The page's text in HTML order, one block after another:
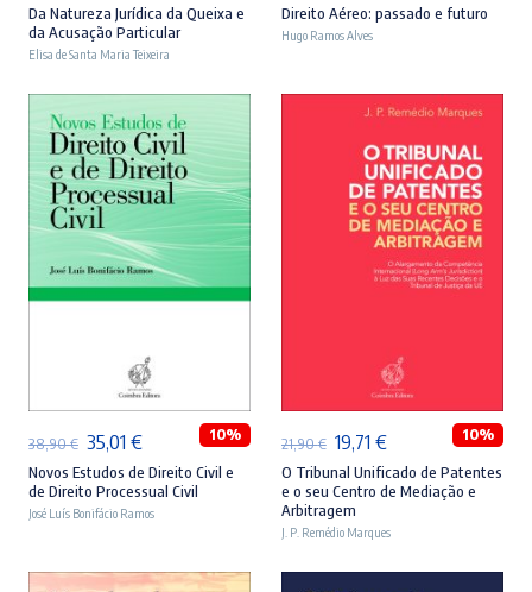
preço
original
23,90 €.
preço
atual
21,51 €.
Da Natureza Jurídica da Queixa e
da Acusação Particular
Elisa de Santa Maria Teixeira
preço
original
24,50 €.
preço
22,05 €.
Direito Aéreo: passado e futuro
Hugo Ramos Alves
ADICIONAR
38,90€ O
preço
original
38,90 €.
35,01 €O
preço
atual
35,01 €.
10%
Novos Estudos de Direito Civil e
de Direito Processual Civil
José Luís Bonifácio Ramos
ADICIONAR
21,90€ O
preço
original
era:
21,90 €.
19,71 €O
preço
atual
é:
19,71 €.
10%
O Tribunal Unificado de Patentes
e o seu Centro de Mediação e
Arbitragem
J. P. Remédio Marques